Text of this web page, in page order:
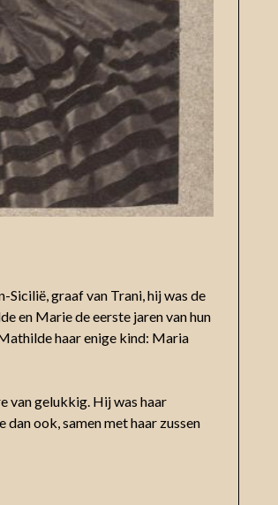
graaf van Trani, hij was de
en Marie de eerste jaren van hun
haar enige kind: Maria
van gelukkig. Hij was haar
ook, samen met haar zussen